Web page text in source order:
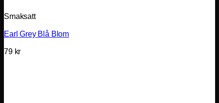
Smaksatt
Earl Grey Blå Blom
79 kr